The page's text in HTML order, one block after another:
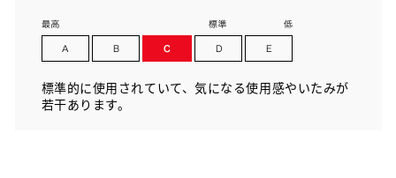
標準的に使用されていて、気になる使用感やいたみが
若干あります。